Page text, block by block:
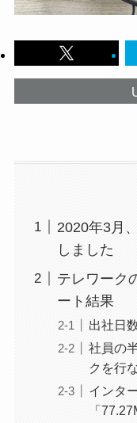
2020年3月
しました
テレワーク
ート結果
出社日
社員の
クを行
インタ
「